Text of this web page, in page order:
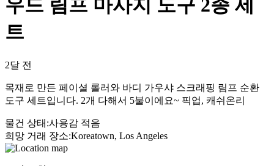
우드 림프 마사지 도구 2종 세
트
2달 전
목재로 만든 페이셜 롤러와 바디 가우샤 스크래핑 림프 순환
도구 세트입니다. 2개 다해서 5불이에요~ 픽업, 캐쉬온리
물건 상태 :사용감 적음
희망 거래 장소:Koreatown, Los Angeles